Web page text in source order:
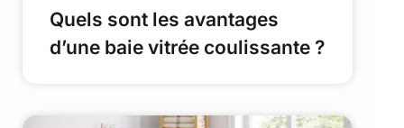
Quels sont les avantages
d’une baie vitrée coulissante ?